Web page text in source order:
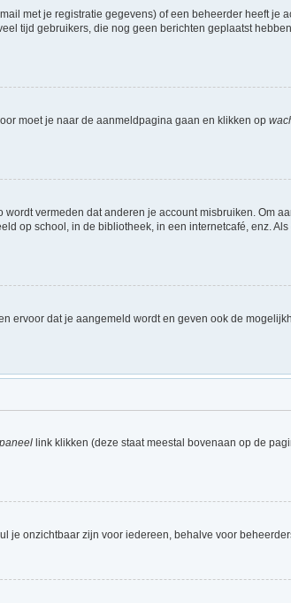
met je registratie gegevens) of een beheerder heeft je
tijd gebruikers, die nog geen berichten geplaatst
moet je naar de aanmeldpagina gaan en klikken op
vermeden dat anderen je account misbruiken. Om
op school, in de bibliotheek, in een internetcafé, enz.
ervoor dat je aangemeld wordt en geven ook de
link klikken (deze staat meestal bovenaan op de
je onzichtbaar zijn voor iedereen, behalve voor